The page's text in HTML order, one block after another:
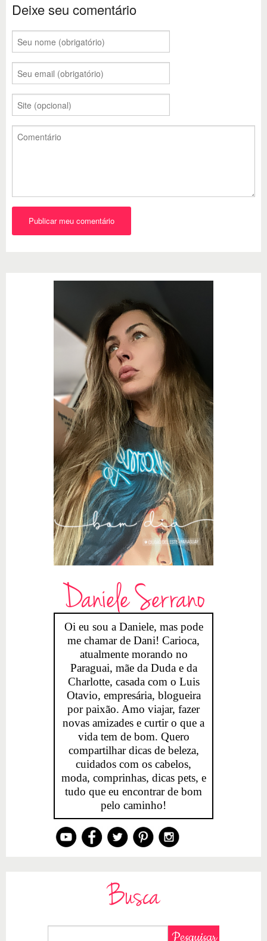
Deixe seu comentário
Daniele Serrano
Oi eu sou a Daniele, mas pode
me chamar de Dani! Carioca,
atualmente morando no
Paraguai, mãe da Duda e da
Charlotte, casada com o Luis
Otavio, empresária, blogueira
por paixão. Amo viajar, fazer
novas amizades e curtir o que a
vida tem de bom. Quero
compartilhar dicas de beleza,
cuidados com os cabelos,
moda, comprinhas, dicas pets, e
tudo que eu encontrar de bom
pelo caminho!
Busca